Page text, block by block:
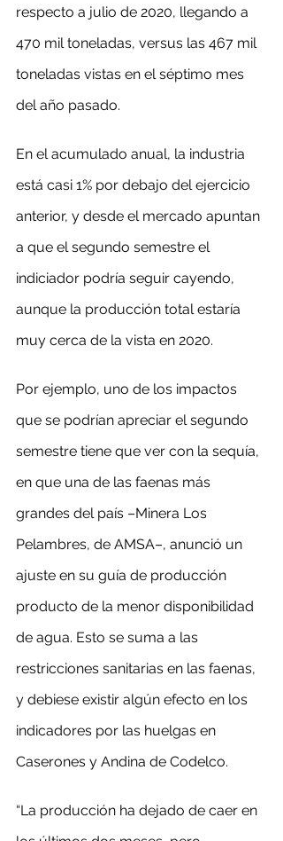
respecto a julio de 2020, llegando a
470 mil toneladas, versus las 467 mil
toneladas vistas en el séptimo mes
del año pasado.
En el acumulado anual, la industria
está casi 1% por debajo del ejercicio
anterior, y desde el mercado apuntan
a que el segundo semestre el
indiciador podría seguir cayendo,
aunque la producción total estaría
muy cerca de la vista en 2020.
Por ejemplo, uno de los impactos
que se podrían apreciar el segundo
semestre tiene que ver con la sequía,
en que una de las faenas más
grandes del país –Minera Los
Pelambres, de AMSA–, anunció un
ajuste en su guía de producción
producto de la menor disponibilidad
de agua. Esto se suma a las
restricciones sanitarias en las faenas,
y debiese existir algún efecto en los
indicadores por las huelgas en
Caserones y Andina de Codelco.
“La producción ha dejado de caer en